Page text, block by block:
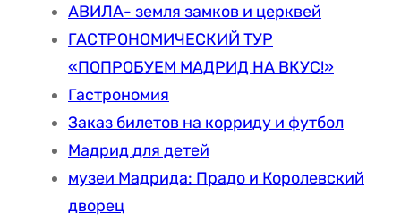
АВИЛА- земля замков и церквей
ГАСТРОНОМИЧЕСКИЙ ТУР
«ПОПРОБУЕМ МАДРИД НА ВКУС!»
Гастрономия
Заказ билетов на корриду и футбол
Мадрид для детей
музеи Мадрида: Прадо и Королевский
дворец